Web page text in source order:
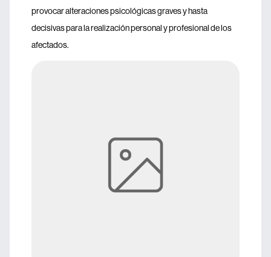
provocar alteraciones psicológicas graves y hasta
decisivas para la realización personal y profesional de los
afectados.